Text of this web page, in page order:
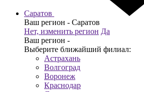
Саратов
Ваш регион - Саратов
Нет, изменить регион Да
Ваш регион -
Выберите ближайший филиал:
Астрахань
Волгоград
Воронеж
Краснодар